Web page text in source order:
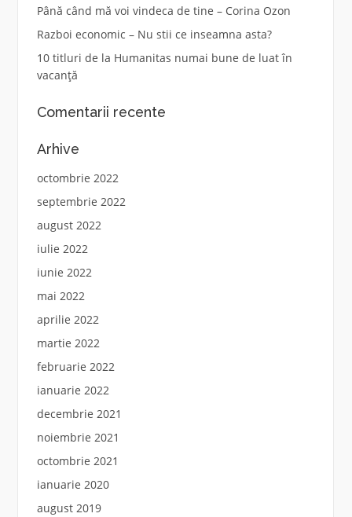
Până când mă voi vindeca de tine – Corina Ozon
Razboi economic – Nu stii ce inseamna asta?
10 titluri de la Humanitas numai bune de luat în
vacanță
Comentarii recente
Arhive
octombrie 2022
septembrie 2022
august 2022
iulie 2022
iunie 2022
mai 2022
aprilie 2022
martie 2022
februarie 2022
ianuarie 2022
decembrie 2021
noiembrie 2021
octombrie 2021
ianuarie 2020
august 2019